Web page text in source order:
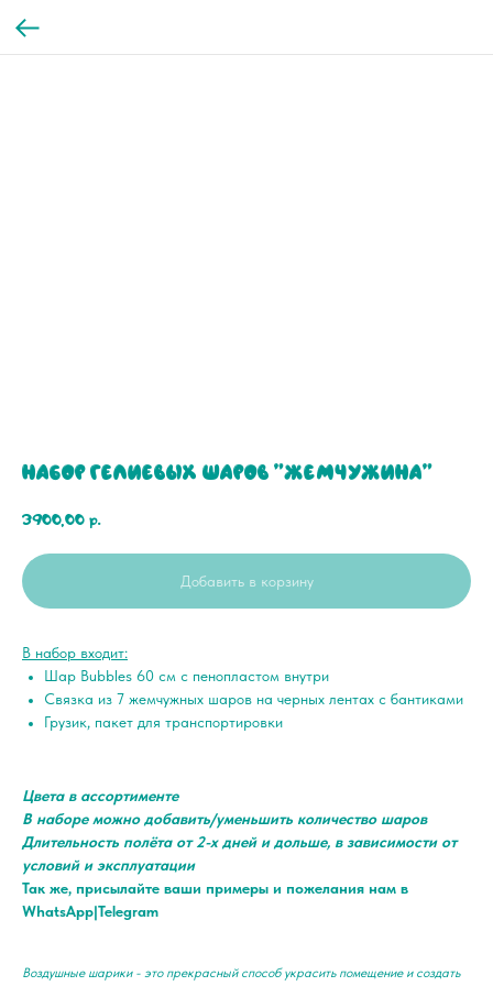
Набор гелиевых шаров "Жемчужина"
3900,00 р.
Добавить в корзину
В набор входит:
Шар Bubbles 60 см с пенопластом внутри
Связка из 7 жемчужных шаров на черных лентах с бантиками
Грузик, пакет для транспортировки
Цвета в ассортименте
В наборе можно добавить/уменьшить количество шаров
Длительность полёта от 2-х дней и дольше, в зависимости от
условий и эксплуатации
Так же, присылайте ваши примеры и пожелания нам в
WhatsApp|Telegram
Воздушные шарики - это прекрасный способ украсить помещение и создать